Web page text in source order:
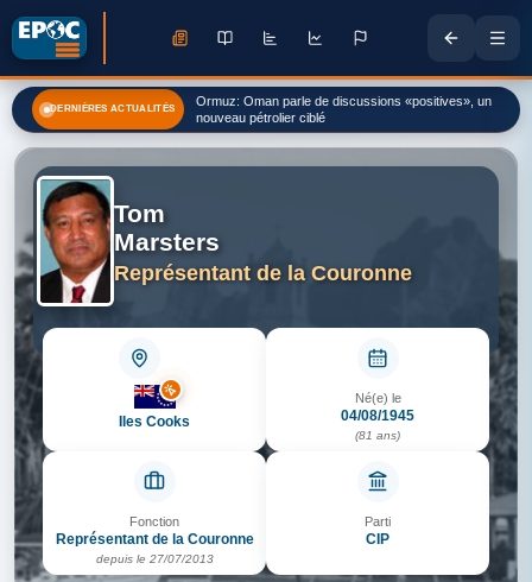
DERNIÈRES ACTUALITÉS
Ormuz: Oman parle de discussions «positives», un
nouveau pétrolier ciblé
Colombie : deux attaques après l'élection du nouveau
président
Tom
Marsters
Représentant de la Couronne
Iles Cooks
Né(e) le
04/08/1945
(81 ans)
Fonction
Représentant de la Couronne
depuis le 27/07/2013
Parti
CIP